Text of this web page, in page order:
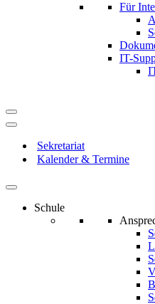
Für
IT-
Navigationsmenü
Navigationsmenü
Sekretariat
Kalender & Termine
Schule